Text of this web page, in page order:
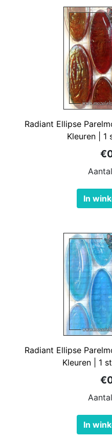
Radiant Ellipse
Kleuren | 1
In
Radiant Ellipse
Kleuren | 1
In